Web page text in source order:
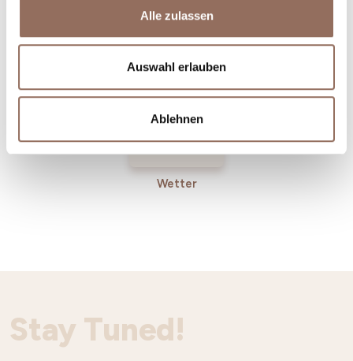
Alle zulassen
Auswahl erlauben
Ablehnen
Betriebe
Wetter
Stay Tuned!